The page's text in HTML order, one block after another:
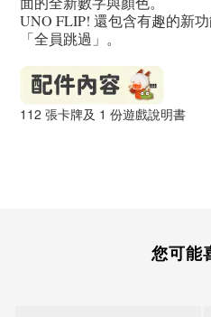
UNO FLIP! 還包含有趣的新
「全員跳過」。
112 張卡牌及 1 份遊戲說明書
您可能